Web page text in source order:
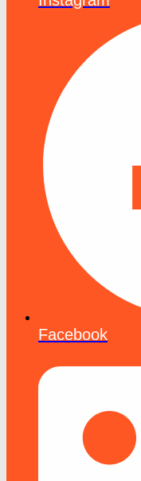
Facebook